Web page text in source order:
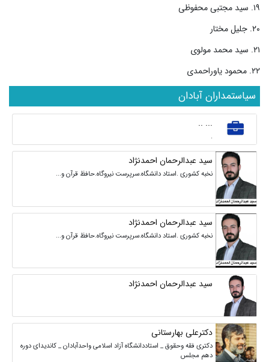
۱۹. سید مجتبی محفوظی
۲۰. جلیل مختار
۲۱. سید محمد مولوی
۲۲. محمود یاوراحمدی
سیاستمداران آبادان
... ..
.
سید عبدالرحمان احمدنژاد
نخبه کشوری .استاد دانشگاه.سرپرست نیروگاه.حافظ قرآن و...
سید عبدالرحمان احمدنژاد
نخبه کشوری .استاد دانشگاه.سرپرست نیروگاه.حافظ قرآن و...
سید عبدالرحمان احمدنژاد
دکترعلی بهارستانی
دکتری فقه وحقوق _ استاددانشگاه آزاد اسلامی واحدآبادان _ کاندیدای دوره
دهم مجلس